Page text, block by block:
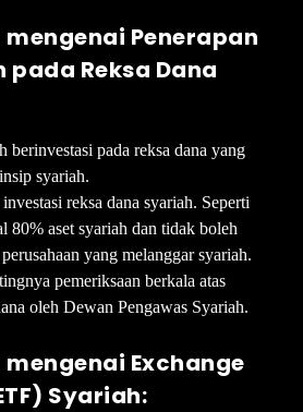
mengenai Penerapan
Reksa Dana
berinvestasi pada reksa dana yang
syariah.
reksa dana syariah. Seperti
80% aset syariah dan tidak boleh
yang melanggar syariah.
pemeriksaan berkala atas
oleh Dewan Pengawas Syariah.
mengenai Exchange
Syariah: